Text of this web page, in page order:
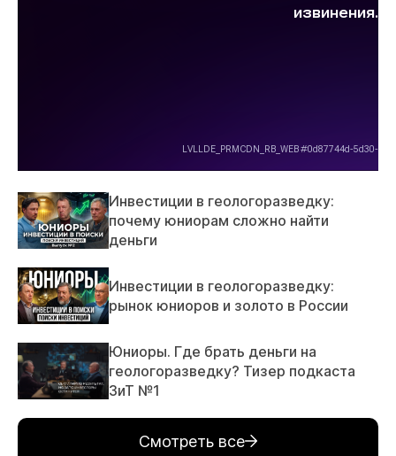
Инвестиции в геологоразведку:
почему юниорам сложно найти
деньги
Инвестиции в геологоразведку:
рынок юниоров и золото в России
Юниоры. Где брать деньги на
геологоразведку? Тизер подкаста
ЗиТ №1
Смотреть все